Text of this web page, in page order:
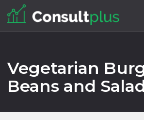
Vegetarian
Beans and